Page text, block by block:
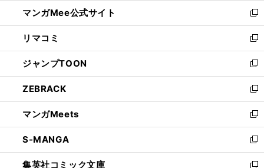
く
ド
ウ
で
開
く
ィ
ン
ド
ウ
で
開
く
し
い
ウ
ィ
ン
ド
ウ
で
開
く
マンガMee公式サイト
新
し
い
ウ
ィ
ン
ド
ウ
で
開
く
リマコミ
新
し
い
ウ
ィ
ン
ド
ウ
で
開
く
ジャンプTOON
新
し
い
ウ
ィ
ン
ド
ウ
で
ZEBRACK
新
し
い
ウ
ィ
ン
ド
マンガMeets
新
し
い
ウ
S-MANGA
新
し
集英社コミック文庫